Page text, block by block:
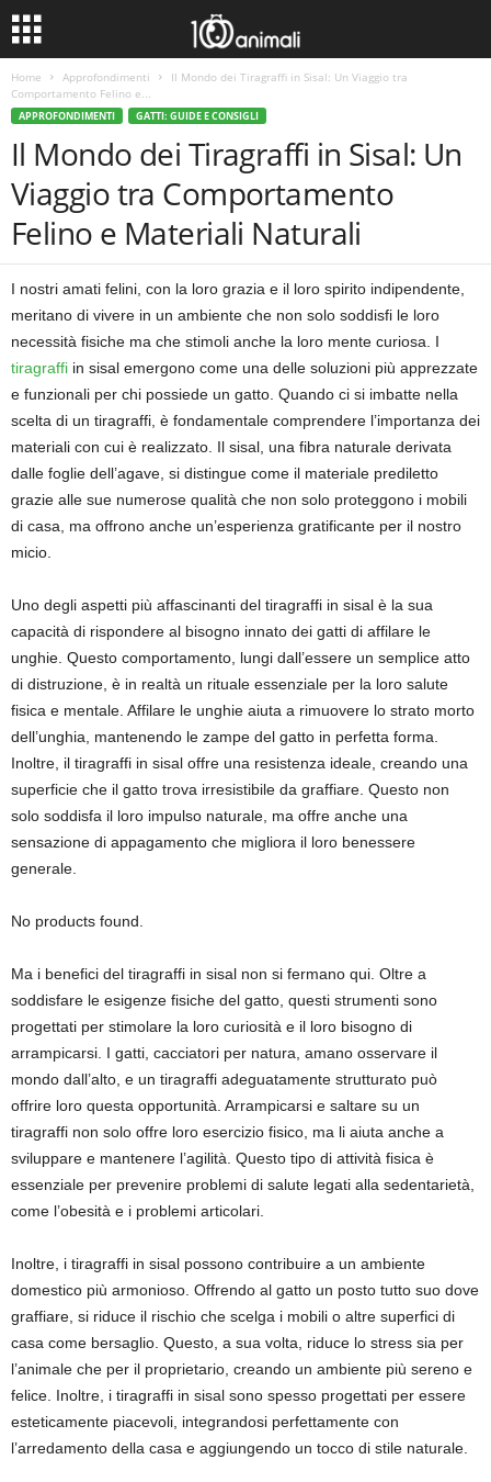
Home Approfondimenti
Il Mondo dei Tiragraffi in Sisal: Un Viaggio tra
Comportamento Felino e...
APPROFONDIMENTI GATTI: GUIDE E CONSIGLI
Il Mondo dei Tiragraffi in Sisal: Un
Viaggio tra Comportamento
Felino e Materiali Naturali
I nostri amati felini, con la loro grazia e il loro spirito indipendente,
meritano di vivere in un ambiente che non solo soddisfi le loro
necessità fisiche ma che stimoli anche la loro mente curiosa. I
tiragraffi in sisal emergono come una delle soluzioni più apprezzate
e funzionali per chi possiede un gatto. Quando ci si imbatte nella
scelta di un tiragraffi, è fondamentale comprendere l’importanza dei
materiali con cui è realizzato. Il sisal, una fibra naturale derivata
dalle foglie dell’agave, si distingue come il materiale prediletto
grazie alle sue numerose qualità che non solo proteggono i mobili
di casa, ma offrono anche un’esperienza gratificante per il nostro
micio.
Uno degli aspetti più affascinanti del tiragraffi in sisal è la sua
capacità di rispondere al bisogno innato dei gatti di affilare le
unghie. Questo comportamento, lungi dall’essere un semplice atto
di distruzione, è in realtà un rituale essenziale per la loro salute
fisica e mentale. Affilare le unghie aiuta a rimuovere lo strato morto
dell’unghia, mantenendo le zampe del gatto in perfetta forma.
Inoltre, il tiragraffi in sisal offre una resistenza ideale, creando una
superficie che il gatto trova irresistibile da graffiare. Questo non
solo soddisfa il loro impulso naturale, ma offre anche una
sensazione di appagamento che migliora il loro benessere
generale.
No products found.
Ma i benefici del tiragraffi in sisal non si fermano qui. Oltre a
soddisfare le esigenze fisiche del gatto, questi strumenti sono
progettati per stimolare la loro curiosità e il loro bisogno di
arrampicarsi. I gatti, cacciatori per natura, amano osservare il
mondo dall’alto, e un tiragraffi adeguatamente strutturato può
offrire loro questa opportunità. Arrampicarsi e saltare su un
tiragraffi non solo offre loro esercizio fisico, ma li aiuta anche a
sviluppare e mantenere l’agilità. Questo tipo di attività fisica è
essenziale per prevenire problemi di salute legati alla sedentarietà,
come l’obesità e i problemi articolari.
Inoltre, i tiragraffi in sisal possono contribuire a un ambiente
domestico più armonioso. Offrendo al gatto un posto tutto suo dove
graffiare, si riduce il rischio che scelga i mobili o altre superfici di
casa come bersaglio. Questo, a sua volta, riduce lo stress sia per
l’animale che per il proprietario, creando un ambiente più sereno e
felice. Inoltre, i tiragraffi in sisal sono spesso progettati per essere
esteticamente piacevoli, integrandosi perfettamente con
l’arredamento della casa e aggiungendo un tocco di stile naturale.